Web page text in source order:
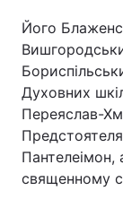
Його
Духовних
Переяслав-
Пантелеімон,
священному